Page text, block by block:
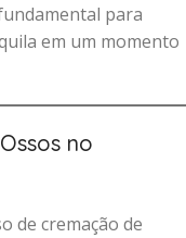
para
em um momento
no
de cremação de